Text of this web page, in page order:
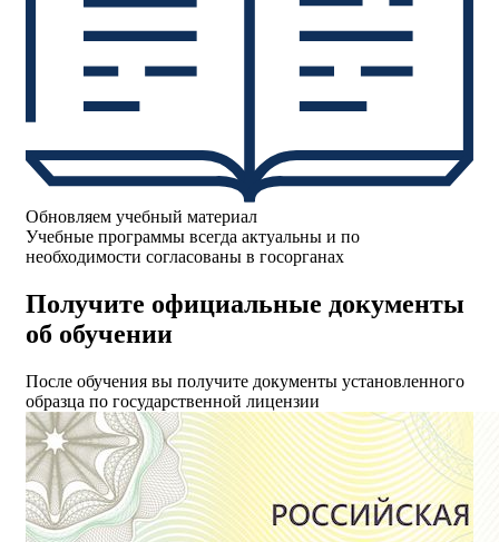
Обновляем учебный материал
Учебные программы всегда актуальны и по
необходимости согласованы в госорганах
Получите официальные документы
об обучении
После обучения вы получите документы установленного
образца по государственной лицензии